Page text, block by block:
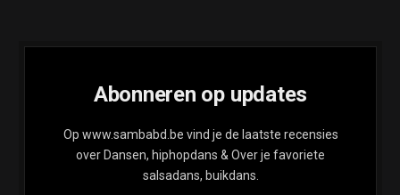
Abonneren op updates
Op www.sambabd.be vind je de laatste recensies
over Dansen, hiphopdans & Over je favoriete
salsadans, buikdans.